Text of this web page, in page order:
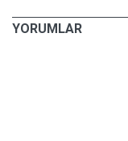
YORUMLAR